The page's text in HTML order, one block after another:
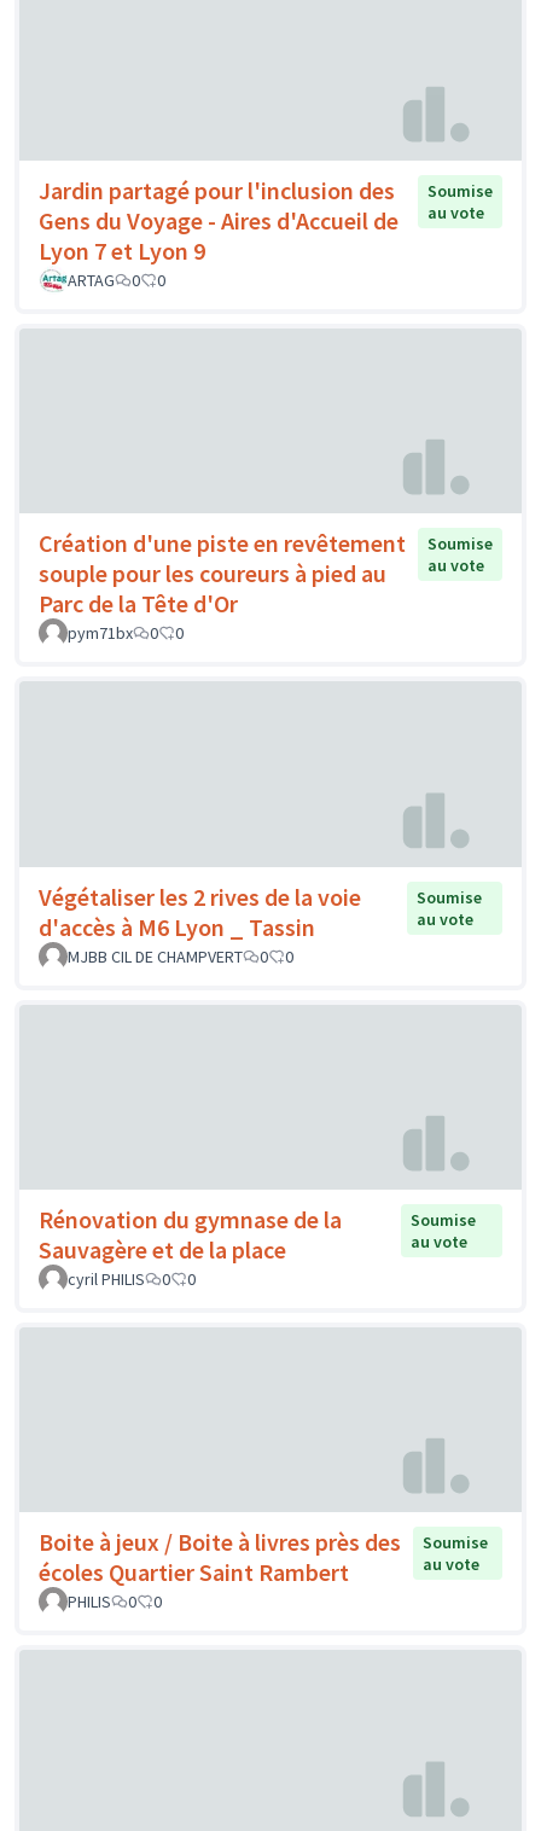
Jardin partagé pour l'inclusion des
Gens du Voyage - Aires d'Accueil de
Lyon 7 et Lyon 9
Soumise
au vote
ARTAG 0 0
Création d'une piste en revêtement
souple pour les coureurs à pied au
Parc de la Tête d'Or
Soumise
au vote
pym71bx 0 0
Végétaliser les 2 rives de la voie
d'accès à M6 Lyon _ Tassin
Soumise
au vote
MJBB CIL DE CHAMPVERT
0 0
Rénovation du gymnase de la
Sauvagère et de la place
Soumise
au vote
cyril PHILIS
0 0
Boite à jeux / Boite à livres près des
écoles Quartier Saint Rambert
Soumise
au vote
PHILIS
0 0